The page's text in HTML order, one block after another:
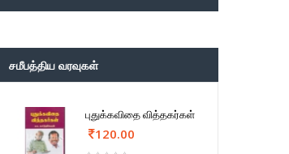
சமீபத்திய வரவுகள்
புதுக்கவிதை வித்தகர்கள்
120.00